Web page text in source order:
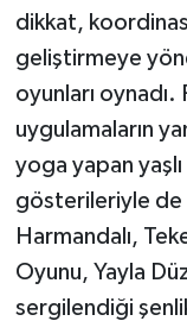
dikkat,
geliştirmeye
oyunları oynadı.
uygulamaların
yoga yapan
gösterileriyle de
Harmandalı,
Oyunu, Yayla
sergilendiği